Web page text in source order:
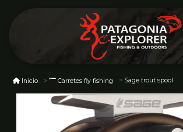
Inicio Carretes fly fishing Sage trout spool